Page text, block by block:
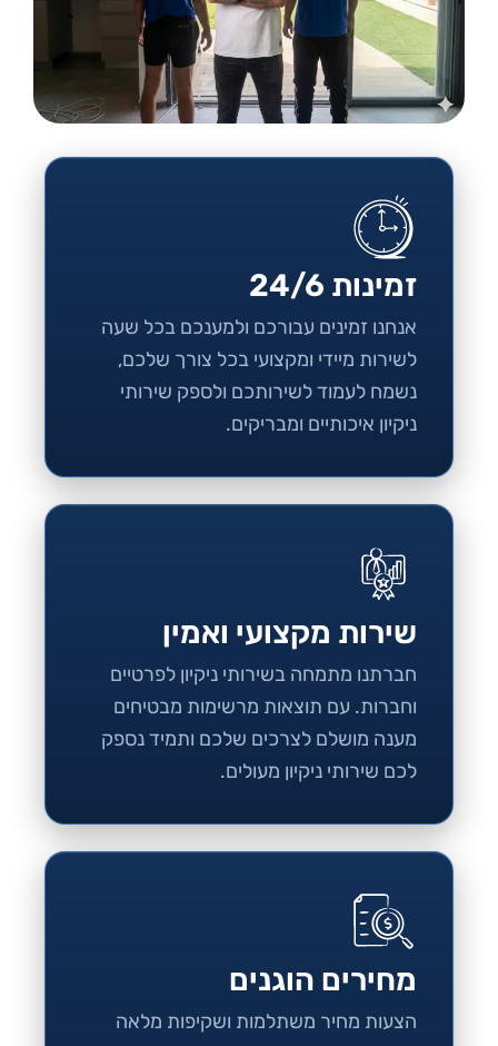
זמינות 24/6
אנחנו זמינים עבורכם ולמענכם בכל שעה
לשירות מיידי ומקצועי בכל צורך שלכם,
נשמח לעמוד לשירותכם ולספק שירותי
ניקיון איכותיים ומבריקים.
שירות מקצועי ואמין
חברתנו מתמחה בשירותי ניקיון לפרטיים
וחברות. עם תוצאות מרשימות מבטיחים
מענה מושלם לצרכים שלכם ותמיד נספק
לכם שירותי ניקיון מעולים.
מחירים הוגנים
הצעות מחיר משתלמות ושקיפות מלאה